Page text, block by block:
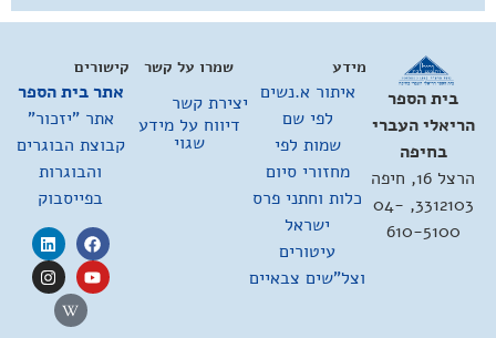
בית הספר
הריאלי העברי
בחיפה
הרצל 16, חיפה
3312103, 04-
610-5100
מידע
איתור א.נשים
לפי שם
שמות לפי
מחזורי סיום
כלות וחתני פרס
ישראל
עיטורים
וצל"שים צבאיים
קישורים
אתר בית הספר
אתר "יזכור"
קבוצת הבוגרים
והבוגרות
בפייסבוק
שמרו על קשר
יצירת קשר
דיווח על מידע
שגוי